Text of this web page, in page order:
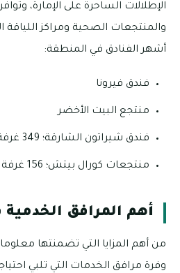
الإطلالات الساحرة على الإمارة،
والمنتجعات الصحية ومراكز اللياقة
أشهر الفنادق في المنطقة:
فندق فيرونا
منتجع البيت الأخضر
فندق شيراتون الشارقة؛ 349 غرفة وجناح (5 نجوم)
منتجعات كورال بيتش؛ 156 غرفة مجهزة (4 نجوم)
أهم المرافق
من أهم المزايا التي تضمنتها
وفرة مرافق الخدمات التي تلبي